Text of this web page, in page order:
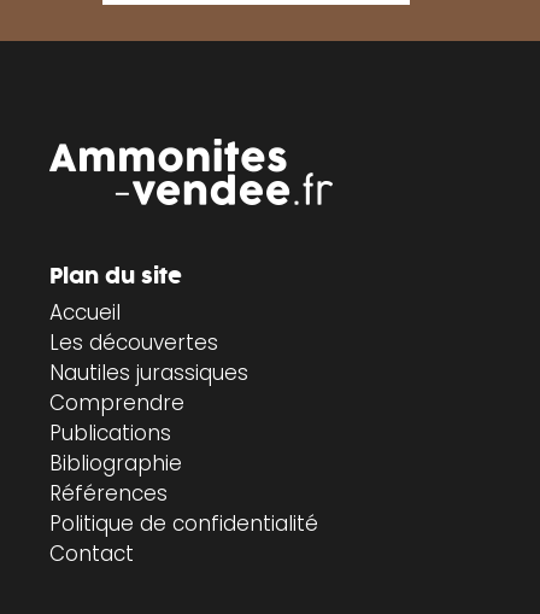
Plan du site
Accueil
Les découvertes
Nautiles jurassiques
Comprendre
Publications
Bibliographie
Références
Politique de confidentialité
Contact